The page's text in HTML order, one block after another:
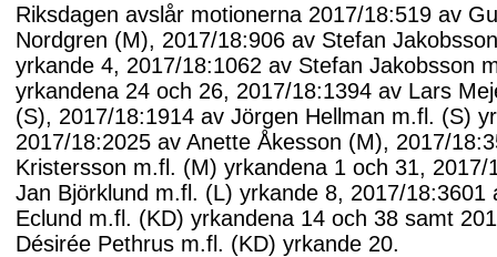
Riksdagen avslår motionerna 2017/18:519 av
Nordgren (M), 2017/18:906 av Stefan
yrkande 4, 2017/18:1062 av Stefan Jakobsson
yrkandena 24 och 26, 2017/18:1394 av Lars
(S), 2017/18:1914 av Jörgen Hellman m.fl. (S)
2017/18:2025 av Anette Åkesson (M), 2017/
Kristersson m.fl. (M) yrkandena 1 och 31, 2017/
Jan Björklund m.fl. (L) yrkande 8, 2017/18:3601
Eclund m.fl. (KD) yrkandena 14 och 38 samt
Désirée Pethrus m.fl. (KD) yrkande 20.